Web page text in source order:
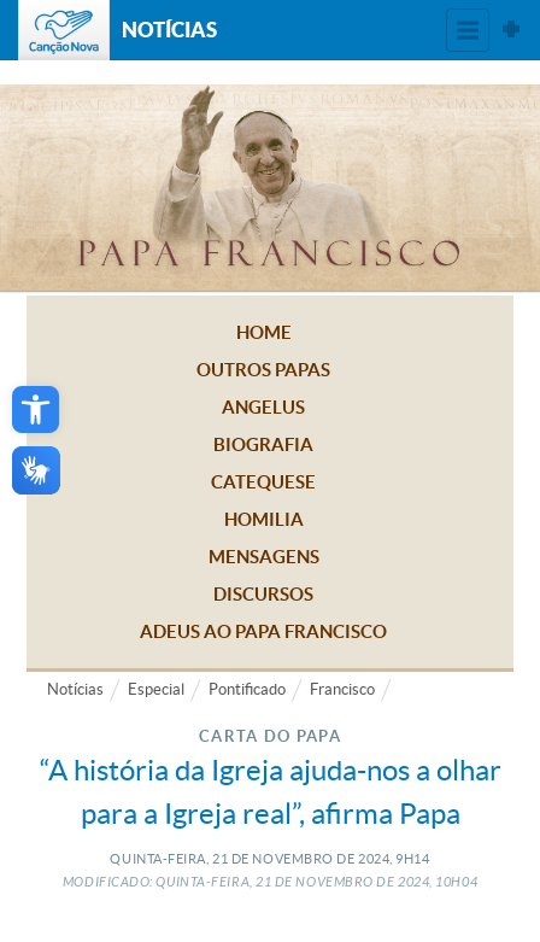
Open toolbar
NOTÍCIAS
HOME
OUTROS PAPAS
ANGELUS
BIOGRAFIA
CATEQUESE
HOMILIA
MENSAGENS
DISCURSOS
ADEUS AO PAPA FRANCISCO
Notícias Especial Pontificado Francisco
CARTA DO PAPA
“A história da Igreja ajuda-nos a olhar
para a Igreja real”, afirma Papa
QUINTA-FEIRA, 21 DE NOVEMBRO DE 2024, 9H14
MODIFICADO: QUINTA-FEIRA, 21 DENOVEMBRO DE2024, 10H04